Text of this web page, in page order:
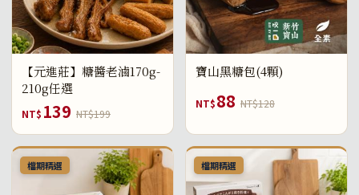
【元進莊】糖醬老滷170g-
210g任選
NT$ 139 NT$199
寶山黑糖包(4顆)
NT$88 NT$128
檔期精選 檔期精選